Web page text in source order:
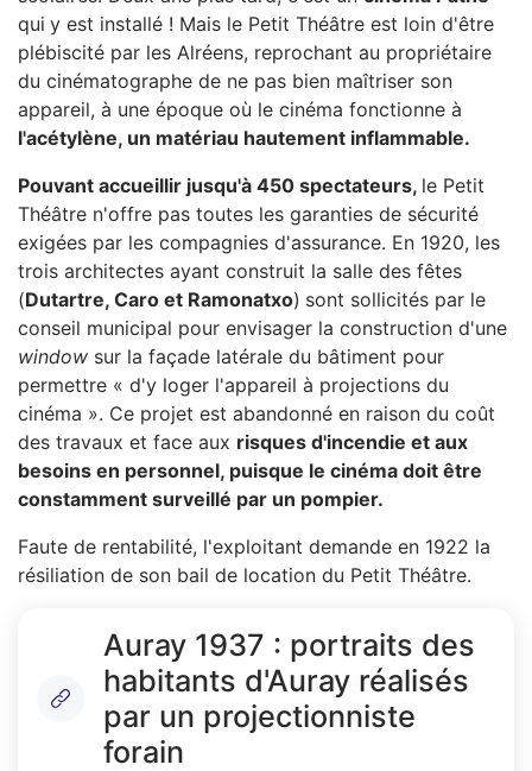
qui y est installé ! Mais le Petit Théâtre est loin d'être
plébiscité par les Alréens, reprochant au propriétaire
du cinématographe de ne pas bien maîtriser son
appareil, à une époque où le cinéma fonctionne à
l'acétylène, un matériau hautement inflammable.
Pouvant accueillir jusqu'à 450 spectateurs, le Petit
Théâtre n'offre pas toutes les garanties de sécurité
exigées par les compagnies d'assurance. En 1920, les
trois architectes ayant construit la salle des fêtes
(Dutartre, Caro et Ramonatxo) sont sollicités par le
conseil municipal pour envisager la construction d'une
window sur la façade latérale du bâtiment pour
permettre « d'y loger l'appareil à projections du
cinéma ». Ce projet est abandonné en raison du coût
des travaux et face aux risques d'incendie et aux
besoins en personnel, puisque le cinéma doit être
constamment surveillé par un pompier.
Faute de rentabilité, l'exploitant demande en 1922 la
résiliation de son bail de location du Petit Théâtre.
Auray 1937 : portraits des
habitants d'Auray réalisés
par un projectionniste
forain